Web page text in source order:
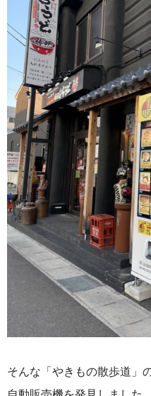
そんな「やきもの散歩道」